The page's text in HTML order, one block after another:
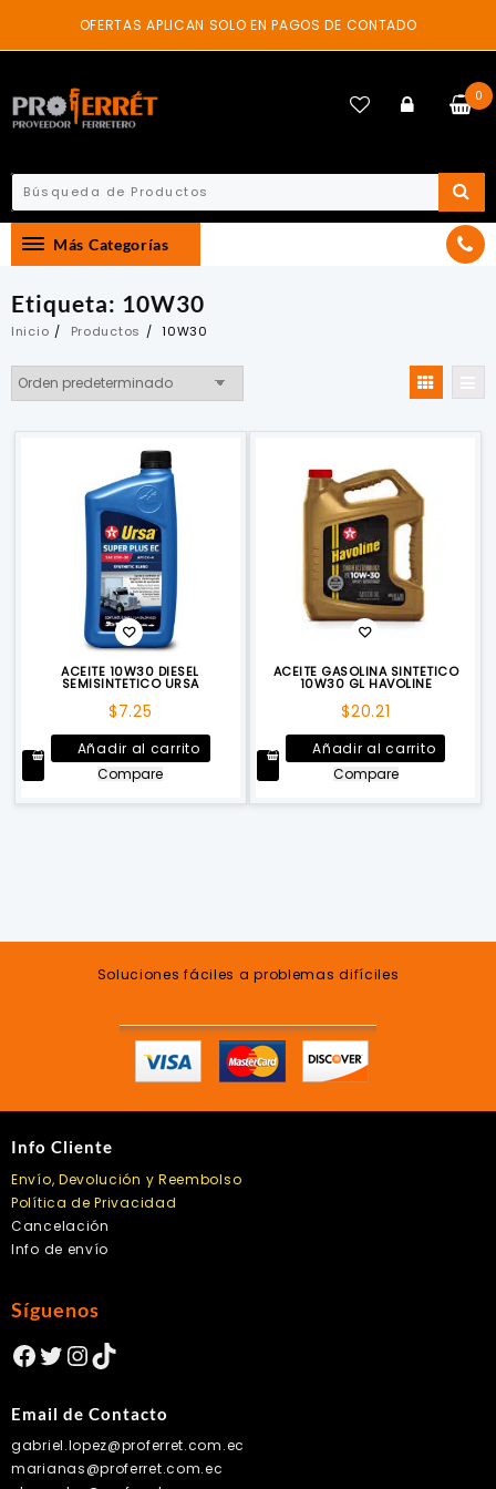
content
OFERTAS APLICAN SOLO EN PAGOS DE CONTADO
0
Más Categorías
Etiqueta: 10W30
Inicio Productos 10W30
ACEITE 10W30 DIESEL
SEMISINTETICO URSA
$7.25
Añadir al carrito
Compare
ACEITE GASOLINA SINTETICO
10W30 GL HAVOLINE
$20.21
Añadir al carrito
Compare
Soluciones fáciles a problemas difíciles
Info Cliente
Envío, Devolución y Reembolso
Política de Privacidad
Cancelación
Info de envío
Síguenos
Facebook
Twitter
Instagram
TikTok
Email de Contacto
gabriel.lopez@proferret.com.ec
marianas@proferret.com.ec